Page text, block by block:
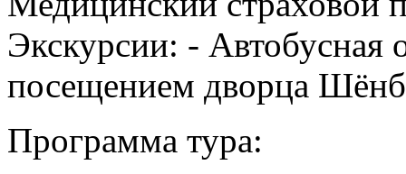
Экскурсии: - Автобусная
посещением дворца
Программа тура: